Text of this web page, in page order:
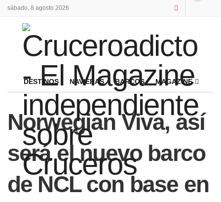
sábado, 8 agosto 2026
DESTINOS NAVIERAS BARCOS MAGAZINE
Norwegian Viva, así
será el nuevo barco
de NCL con base en